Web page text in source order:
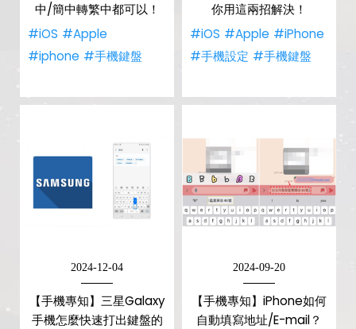
中/簡中轉繁中都可以！
#iOS #Apple
#iphone #手機鍵盤
你用這兩招解決！
#iOS #Apple #iPhone
#手機設定 #手機鍵盤
2024-12-04
【手機專知】三星Galaxy
手機怎麼快速打出鍵盤的
2024-09-20
【手機專知】iPhone如何
自動填寫地址/E-mail？